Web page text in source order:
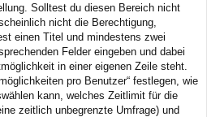
Solltest du diesen Bereich nicht
nicht die Berechtigung,
einen Titel und mindestens zwei
Felder eingeben und dabei
in einer eigenen Zeile steht.
pro Benutzer“ festlegen, wie
kann, welches Zeitlimit für die
zeitlich unbegrenzte Umfrage) und